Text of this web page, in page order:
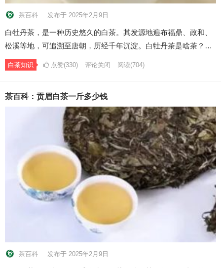
茶百科 发布于 2025年2月9日
白牡丹茶，是一种历史悠久的白茶。其发源地遍布福鼎、政和、
松溪等地，可追溯至唐朝，历经千年沉淀。白牡丹茶是啥茶？…
白茶知识 点赞(330) 评论关闭 阅读(704)
茶百科：贡眉白茶一斤多少钱
茶百科 发布于 2025年2月9日